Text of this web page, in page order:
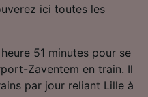
ici toutes les
51 minutes pour se
Zaventem en train. Il
par jour reliant Lille à